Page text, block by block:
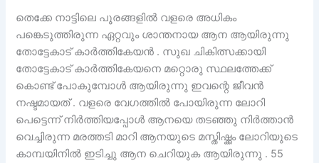
തെക്കേ നാട്ടിലെ പൂരങ്ങളിൽ വളരെ അധികം
പങ്കെടുത്തിരുന്ന ഏറ്റവും ശാന്തനായ ആന ആയിരുന്നു
തോട്ടേകാട് കാർത്തികേയൻ . സുഖ ചികിത്സക്കായി
തോട്ടേകാട് കാർത്തികേയനെ മറ്റൊരു സ്ഥലത്തേക്ക്
കൊണ്ട് പോകുമ്പോൾ ആയിരുന്നു ഇവന്റെ ജീവൻ
നഷ്ടമായത് . വളരെ വേഗത്തിൽ പോയിരുന്ന ലോറി
പെട്ടെന്ന് നിർത്തിയപ്പോൾ ആനയെ തടഞ്ഞു നിർത്താൻ
വെച്ചിരുന്ന മരത്തടി മാറി ആനയുടെ മസ്തിഷ്ക്കം ലോറിയുടെ
കാമ്പയിനിൽ ഇടിച്ചു ആന ചെറിയുക ആയിരുന്നു . 55